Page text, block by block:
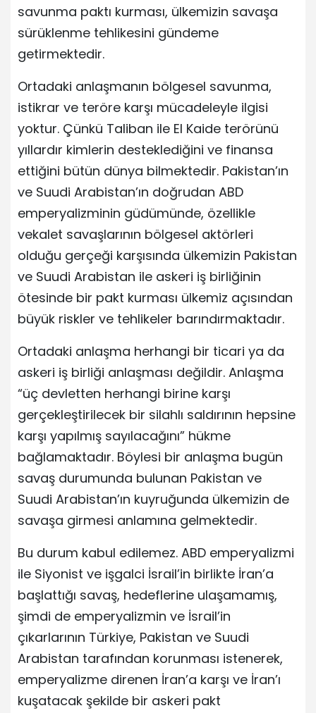
savunma paktı kurması, ülkemizin savaşa
sürüklenme tehlikesini gündeme
getirmektedir.
Ortadaki anlaşmanın bölgesel savunma,
istikrar ve teröre karşı mücadeleyle ilgisi
yoktur. Çünkü Taliban ile El Kaide terörünü
yıllardır kimlerin desteklediğini ve finansa
ettiğini bütün dünya bilmektedir. Pakistan’ın
ve Suudi Arabistan’ın doğrudan ABD
emperyalizminin güdümünde, özellikle
vekalet savaşlarının bölgesel aktörleri
olduğu gerçeği karşısında ülkemizin Pakistan
ve Suudi Arabistan ile askeri iş birliğinin
ötesinde bir pakt kurması ülkemiz açısından
büyük riskler ve tehlikeler barındırmaktadır.
Ortadaki anlaşma herhangi bir ticari ya da
askeri iş birliği anlaşması değildir. Anlaşma
“üç devletten herhangi birine karşı
gerçekleştirilecek bir silahlı saldırının hepsine
karşı yapılmış sayılacağını” hükme
bağlamaktadır. Böylesi bir anlaşma bugün
savaş durumunda bulunan Pakistan ve
Suudi Arabistan’ın kuyruğunda ülkemizin de
savaşa girmesi anlamına gelmektedir.
Bu durum kabul edilemez. ABD emperyalizmi
ile Siyonist ve işgalci İsrail’in birlikte İran’a
başlattığı savaş, hedeflerine ulaşamamış,
şimdi de emperyalizmin ve İsrail’in
çıkarlarının Türkiye, Pakistan ve Suudi
Arabistan tarafından korunması istenerek,
emperyalizme direnen İran’a karşı ve İran’ı
kuşatacak şekilde bir askeri pakt